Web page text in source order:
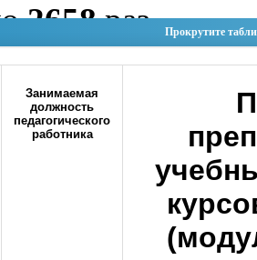
Прокрутите
Занимаемая
должность
педагогического
работника
2658раз